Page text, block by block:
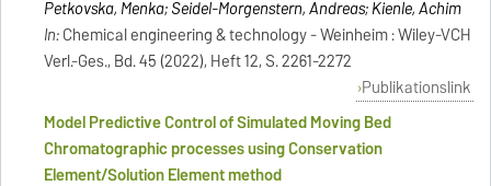
Petkovska, Menka; Seidel-Morgenstern, Andreas; Kienle, Achim
In:Chemical engineering & technology - Weinheim : Wiley-VCH
Verl.-Ges., Bd. 45 (2022), Heft 12, S. 2261-2272
Publikationslink
Model Predictive Control of Simulated Moving Bed
Chromatographic processes using Conservation
Element/Solution Element method